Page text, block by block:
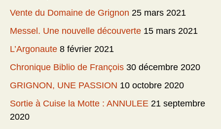
Vente du Domaine de Grignon 25 mars 2021
Messel. Une nouvelle découverte 15 mars 2021
L’Argonaute 8 février 2021
Chronique Biblio de François 30 décembre 2020
GRIGNON, UNE PASSION 10 octobre 2020
Sortie à Cuise la Motte : ANNULEE 21 septembre
2020